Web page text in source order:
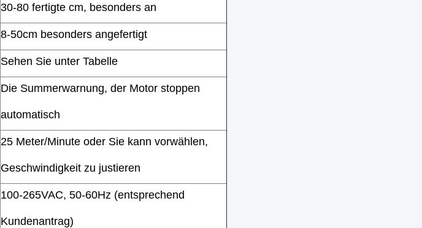
30-80 fertigte cm, besonders an
8-50cm besonders angefertigt
Sehen Sie unter Tabelle
Die Summerwarnung, der Motor stoppen
automatisch
25 Meter/Minute oder Sie kann vorwählen,
Geschwindigkeit zu justieren
100-265VAC, 50-60Hz (entsprechend
Kundenantrag)